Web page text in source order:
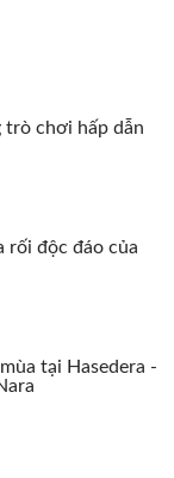
chơi hấp dẫn
rối độc đáo của
tại Hasedera -